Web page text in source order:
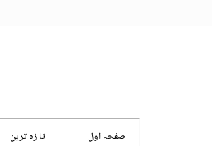
صفحہ اول تا زہ ترین